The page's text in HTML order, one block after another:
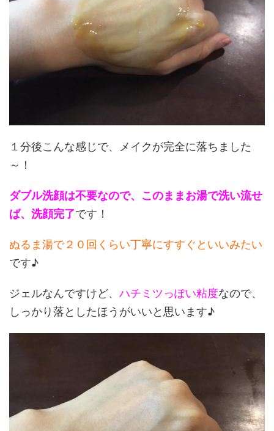
１分後こんな感じで、メイクが完全に落ちました
～！
ダブル洗顔は不要なので、このままお湯で洗い流せ
ば、洗顔完了です！
ぬるま湯で２０回くらい丁寧にすすぐといいみたい
です♪
ジェルなんですけど、 ハチミツっぽい粘度なので、
しっかり落としたほうがいいと思います♪